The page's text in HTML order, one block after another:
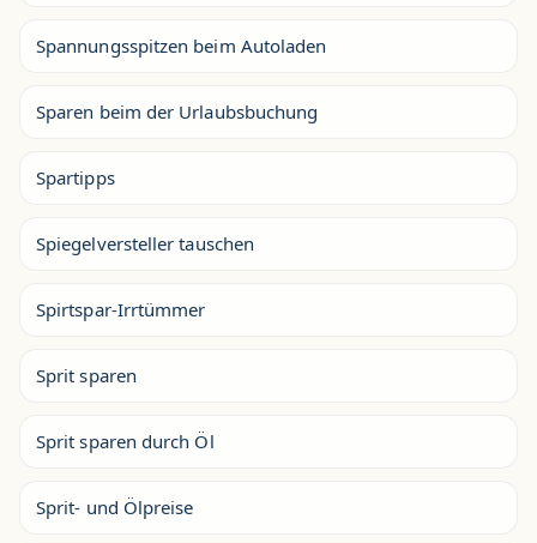
Spannungsspitzen beim Autoladen
Sparen beim der Urlaubsbuchung
Spartipps
Spiegelversteller tauschen
Spirtspar-Irrtümmer
Sprit sparen
Sprit sparen durch Öl
Sprit- und Ölpreise